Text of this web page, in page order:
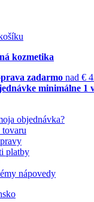
kozmetika
zadarmo nad €
minimálne 1
objednávka?
tovaru
platby
nápovedy